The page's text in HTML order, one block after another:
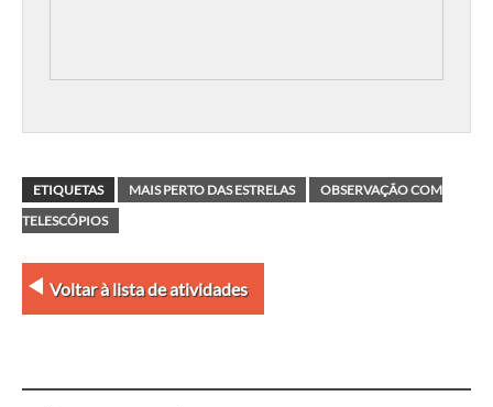
ETIQUETAS MAIS PERTO DAS ESTRELAS
OBSERVAÇÃO COM
TELESCÓPIOS
Voltar à lista de atividades